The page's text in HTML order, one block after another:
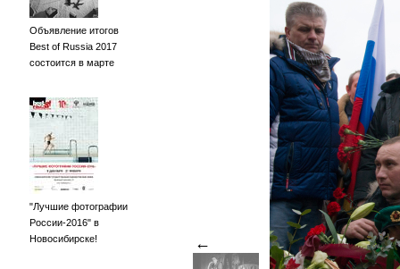
Объявление итогов
Best of Russia 2017
состоится в марте
"Лучшие фотографии
России-2016" в
Новосибирске!
←